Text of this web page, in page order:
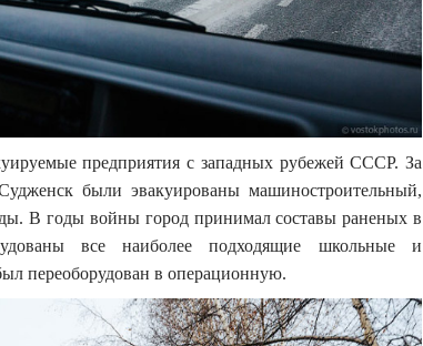
предприятия с западных рубежей СССР. За
были эвакуированы машиностроительный,
В годы войны город принимал составы раненых в
все наиболее подходящие школьные и
переоборудован в операционную.